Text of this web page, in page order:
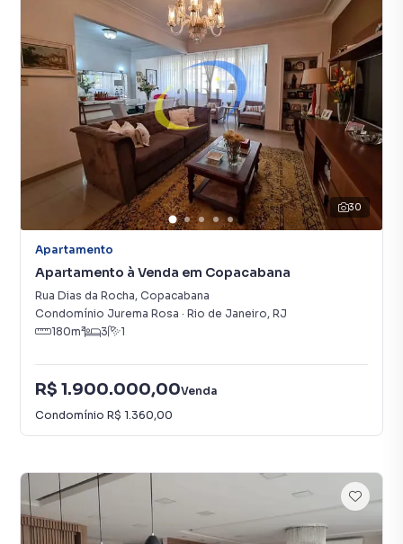
30
Apartamento
Apartamento à Venda em Copacabana
Rua Dias da Rocha, Copacabana
Condomínio Jurema Rosa · Rio de Janeiro, RJ
180m² 3 1
R$ 1.900.000,00Venda
Condomínio R$ 1.360,00